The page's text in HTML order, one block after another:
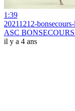
1:39
20211212-
ASC
il y a 4 ans